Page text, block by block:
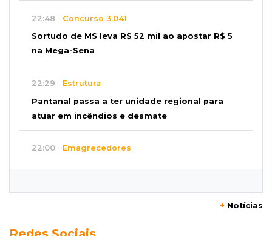
22:48 Concurso 3.041
Sortudo de MS leva R$ 52 mil ao apostar R$ 5
na Mega-Sena
22:29 Estrutura
Pantanal passa a ter unidade regional para
atuar em incêndios e desmate
22:00 Emagrecedores
Granizo danifica telhados e plantações
+ Notícias